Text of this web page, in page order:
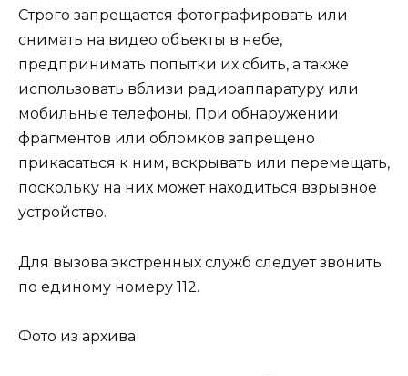
Строго запрещается фотографировать или
снимать на видео объекты в небе,
предпринимать попытки их сбить, а также
использовать вблизи радиоаппаратуру или
мобильные телефоны. При обнаружении
фрагментов или обломков запрещено
прикасаться к ним, вскрывать или перемещать,
поскольку на них может находиться взрывное
устройство.
Для вызова экстренных служб следует звонить
по единому номеру 112.
Фото из архива